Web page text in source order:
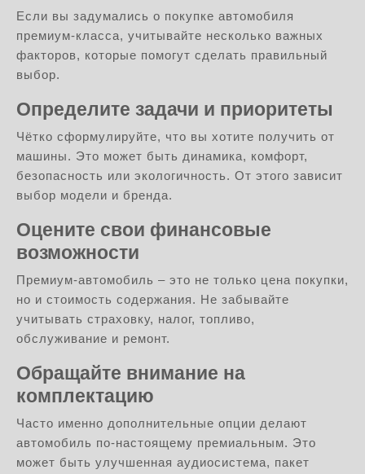
Если вы задумались о покупке автомобиля
премиум-класса, учитывайте несколько важных
факторов, которые помогут сделать правильный
выбор.
Определите задачи и приоритеты
Чётко сформулируйте, что вы хотите получить от
машины. Это может быть динамика, комфорт,
безопасность или экологичность. От этого зависит
выбор модели и бренда.
Оцените свои финансовые
возможности
Премиум-автомобиль – это не только цена покупки,
но и стоимость содержания. Не забывайте
учитывать страховку, налог, топливо,
обслуживание и ремонт.
Обращайте внимание на
комплектацию
Часто именно дополнительные опции делают
автомобиль по-настоящему премиальным. Это
может быть улучшенная аудиосистема, пакет